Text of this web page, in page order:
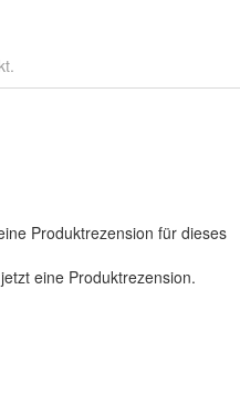
Produktrezension für dieses
eine Produktrezension.